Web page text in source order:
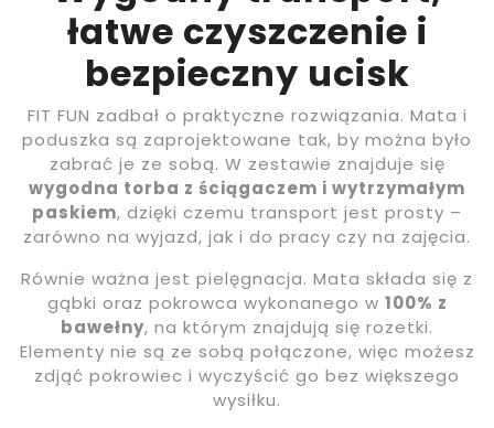
łatwe czyszczenie i
bezpieczny ucisk
FIT FUN zadbał o praktyczne rozwiązania. Mata i
poduszka są zaprojektowane tak, by można było
zabrać je ze sobą. W zestawie znajduje się
wygodna torba z ściągaczem i wytrzymałym
paskiem, dzięki czemu transport jest prosty –
zarówno na wyjazd, jak i do pracy czy na zajęcia.
Równie ważna jest pielęgnacja. Mata składa się z
gąbki oraz pokrowca wykonanego w 100% z
bawełny, na którym znajdują się rozetki.
Elementy nie są ze sobą połączone, więc możesz
zdjąć pokrowiec i wyczyścić go bez większego
wysiłku.